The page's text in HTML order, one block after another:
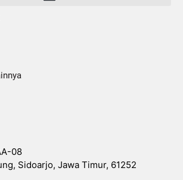
08
Sidoarjo, Jawa Timur, 61252